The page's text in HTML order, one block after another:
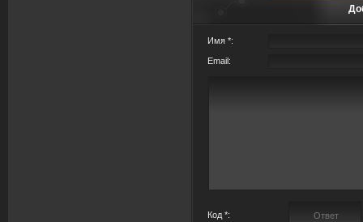
Имя *:
Email:
Код *: